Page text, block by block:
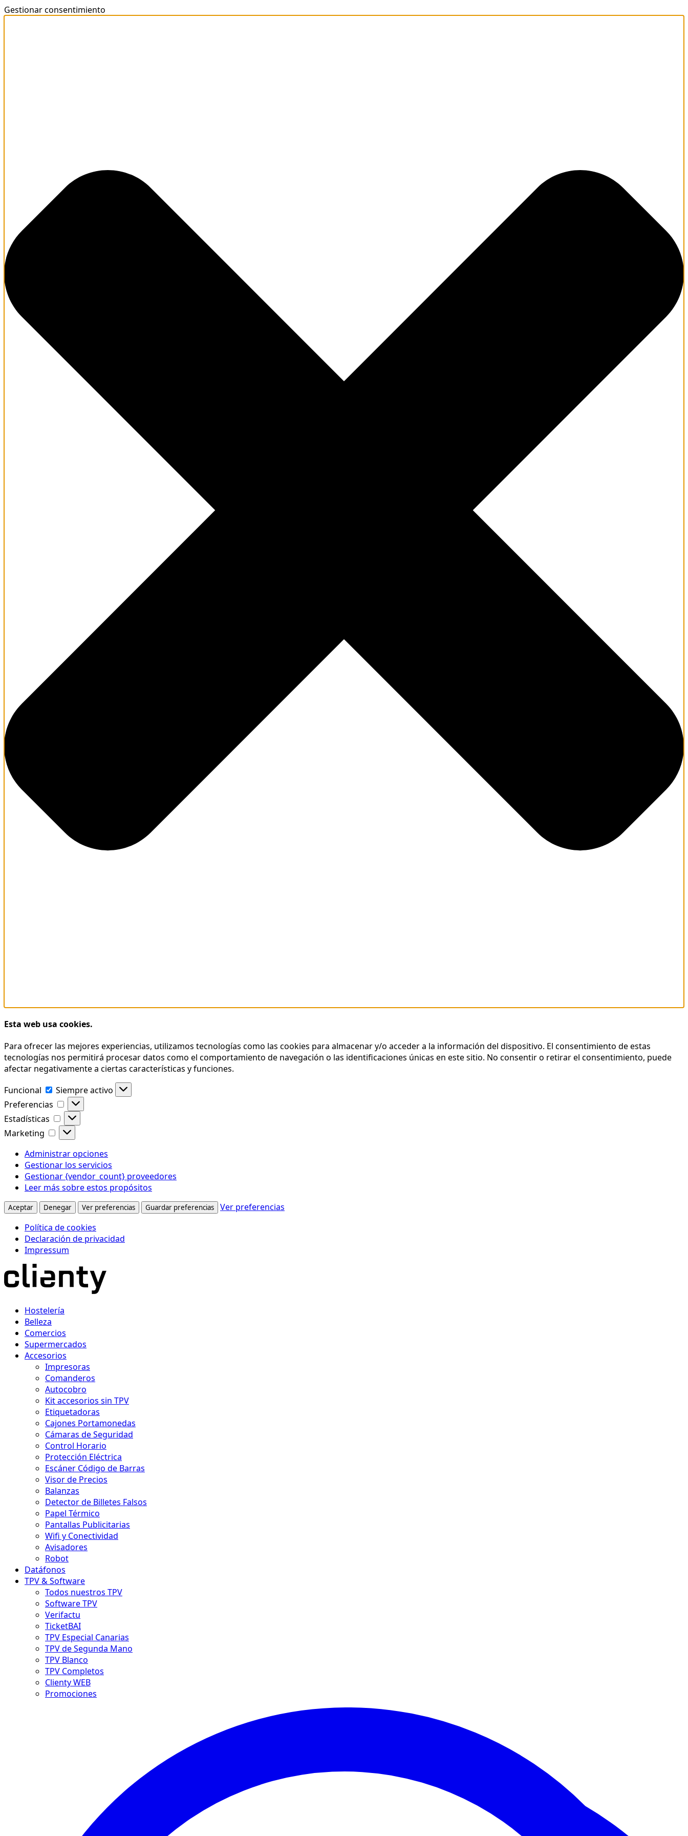
Gestionar consentimiento
Esta web usa cookies.
Para ofrecer las mejores experiencias, utilizamos tecnologías como las cookies para almacenar y/o acceder a la información del dispositivo. El consentimiento de estas
tecnologías nos permitirá procesar datos como el comportamiento de navegación o las identificaciones únicas en este sitio. No consentir o retirar el consentimiento, puede
afectar negativamente a ciertas características y funciones.
Funcional
Funcional
Siempre activo
Preferencias
Preferencias
Estadísticas
Estadísticas
Marketing
Marketing
Administrar opciones
Gestionar los servicios
Gestionar {vendor_count} proveedores
Leer más sobre estos propósitos
Aceptar Denegar Ver preferencias Guardar preferencias
Ver preferencias
Política de cookies
Declaración de privacidad
Impressum
Hostelería
Belleza
Comercios
Supermercados
Accesorios
Impresoras
Comanderos
Autocobro
Kit accesorios sin TPV
Etiquetadoras
Cajones Portamonedas
Cámaras de Seguridad
Control Horario
Protección Eléctrica
Escáner Código de Barras
Visor de Precios
Balanzas
Detector de Billetes Falsos
Papel Térmico
Pantallas Publicitarias
Wifi y Conectividad
Avisadores
Robot
Datáfonos
TPV & Software
Todos nuestros TPV
Software TPV
Verifactu
TicketBAI
TPV Especial Canarias
TPV de Segunda Mano
TPV Blanco
TPV Completos
Clienty WEB
Promociones